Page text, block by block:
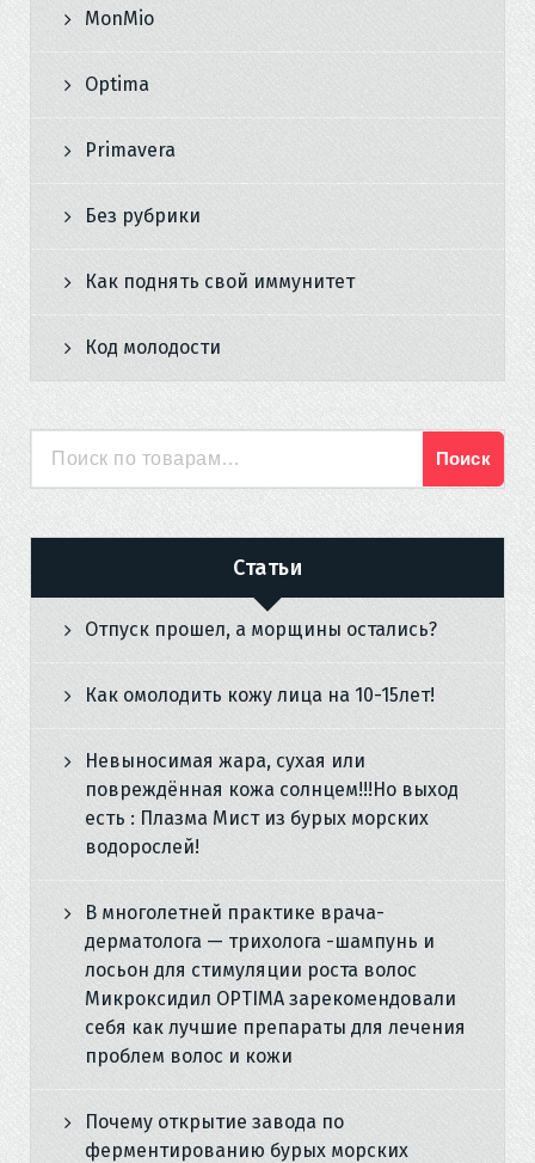
MonMio
Optima
Primavera
Без рубрики
Как поднять свой иммунитет
Код молодости
Поиск
Статьи
Отпуск прошел, а морщины остались?
Как омолодить кожу лица на 10-15лет!
Невыносимая жара, сухая или
повреждённая кожа солнцем!!!Но выход
есть : Плазма Мист из бурых морских
водорослей!
В многолетней практике врача-
дерматолога — трихолога -шампунь и
лосьон для стимуляции роста волос
Микроксидил OPTIMA зарекомендовали
себя как лучшие препараты для лечения
проблем волос и кожи
Почему открытие завода по
ферментированию бурых морских